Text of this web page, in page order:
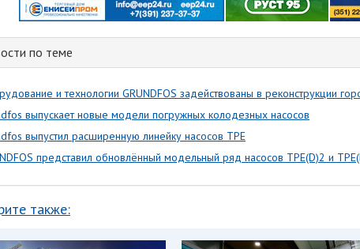
по теме
и технологии GRUNDFOS задействованы в реконструкции
выпускает новые модели погружных колодезных насосов
выпустил расширенную линейку насосов TPE
представил обновлённый модельный ряд насосов ТРЕ(D)2 и
также: